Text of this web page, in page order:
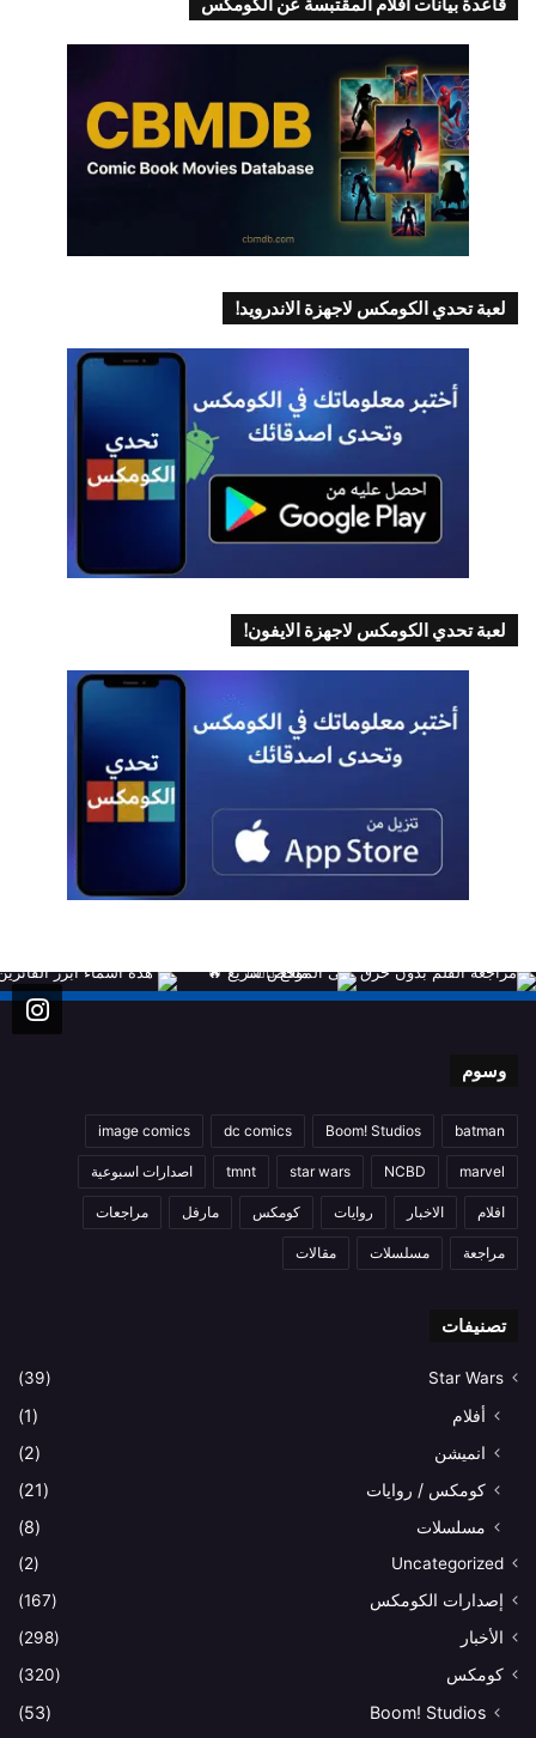
قاعدة بيانات أفلام المقتبسة عن الكومكس
لعبة تحدي الكومكس لاجهزة الاندرويد!
لعبة تحدي الكومكس لاجهزة الايفون!
وسوم
batman
Boom! Studios
dc comics
image comics
marvel
NCBD
star wars
tmnt اصدارات اسبوعية
افلام الاخبار روايات كومكس مارفل مراجعات
مراجعة مسلسلات مقالات
تصنيفات
Star Wars
(39)
أفلام
(1)
انميشن
(2)
كومكس / روايات
(21)
مسلسلات
(8)
Uncategorized
(2)
إصدارات الكومكس
(167)
الأخبار
(298)
كومكس
(320)
Boom! Studios
(53)